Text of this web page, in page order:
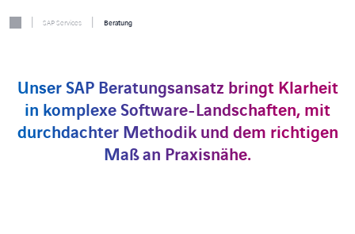
| SAP Services | Beratung
Unser SAP Beratungsansatz bringt Klarheit
in komplexe Software-Landschaften, mit
durchdachter Methodik und dem richtigen
Maß an Praxisnähe.